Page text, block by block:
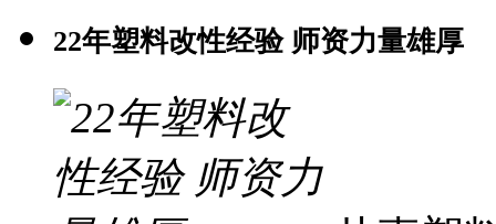
22年塑料改性经验 师资力量雄厚